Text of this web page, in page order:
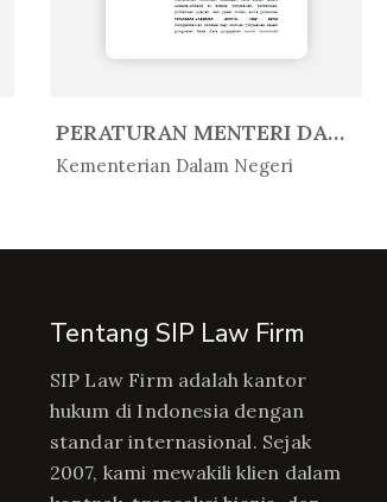
PERATURAN MENTERI DALAM NEGERI R...
Kementerian Dalam Negeri
In Peratur...
Tentang SIP Law Firm
SIP Law Firm adalah kantor
hukum di Indonesia dengan
standar internasional. Sejak
2007, kami mewakili klien dalam